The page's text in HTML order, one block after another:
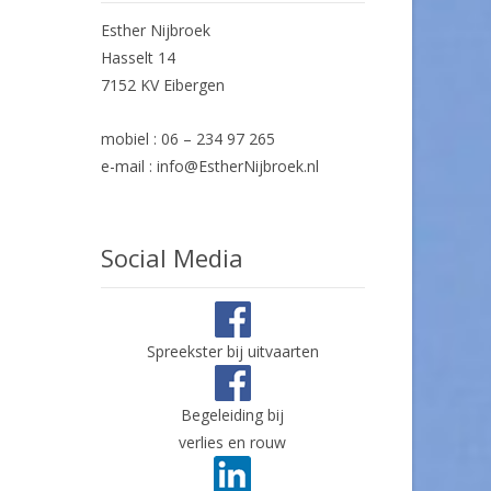
Esther Nijbroek
Hasselt 14
7152 KV Eibergen
mobiel : 06 – 234 97 265
e-mail : info@EstherNijbroek.nl
Social Media
Spreekster bij uitvaarten
Begeleiding bij
verlies en rouw